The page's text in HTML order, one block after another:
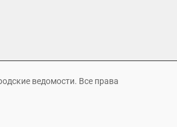
ведомости. Все права